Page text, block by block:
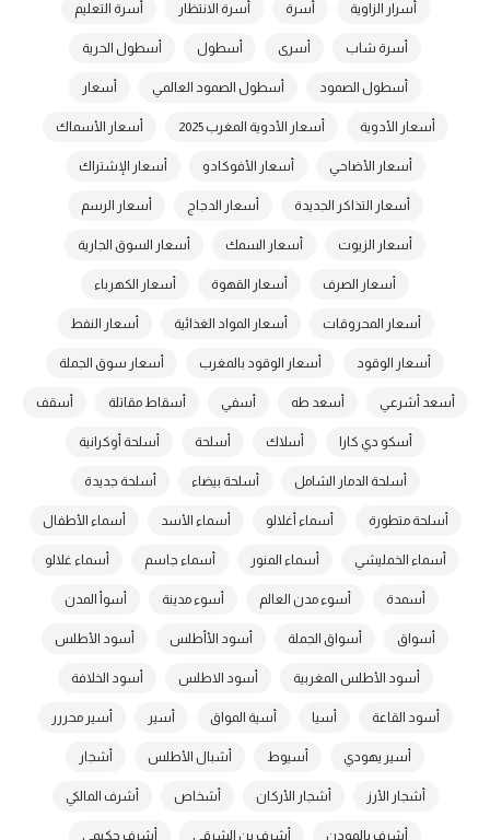
أسرار الزاوية أسرة أسرة الانتظار أسرة التعليم
أسرة شاب أسرى أسطول أسطول الحرية
أسطول الصمود أسطول الصمود العالمي أسعار
أسعار الأدوية أسعار الأدوية المغرب 2025 أسعار الأسماك
أسعار الأضاحي أسعار الأفوكادو أسعار الإشتراك
أسعار التذاكر الجديدة أسعار الدجاج أسعار الرسم
أسعار الزيوت أسعار السمك أسعار السوق الجارية
أسعار الصرف أسعار القهوة أسعار الكهرباء
أسعار المحروقات أسعار المواد الغذائية أسعار النفط
أسعار الوقود أسعار الوقود بالمغرب أسعار سوق الجملة
أسعد أشرعي أسعد طه أسفي أسقاط مقاتلة أسقف
أسكو دي كارا أسلاك أسلحة أسلحة أوكرانية
أسلحة الدمار الشامل أسلحة بيضاء أسلحة جديدة
أسلحة متطورة أسماء أغلالو أسماء الأسد أسماء الأطفال
أسماء الخمليشي أسماء المنور أسماء جاسم أسماء غلالو
أسمدة أسوء مدن العالم أسوء مدينة أسوأ المدن
أسواق أسواق الجملة أسود الأأطلس أسود الأطلس
أسود الأطلس المغربية أسود الاطلس أسود الخلافة
أسود القاعة أسيا أسية المواق أسير أسير محررر
أسير يهودي أسيوط أشبال الأطلس أشجار
أشجار الأرز أشجار الأركان أشخاص أشرف المالكي
أشرف بالمودن أشرف بن الشرقي أشرف حكيمي